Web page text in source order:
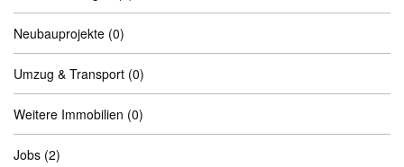
Neubauprojekte (0)
Umzug & Transport (0)
Weitere Immobilien (0)
Jobs (2)